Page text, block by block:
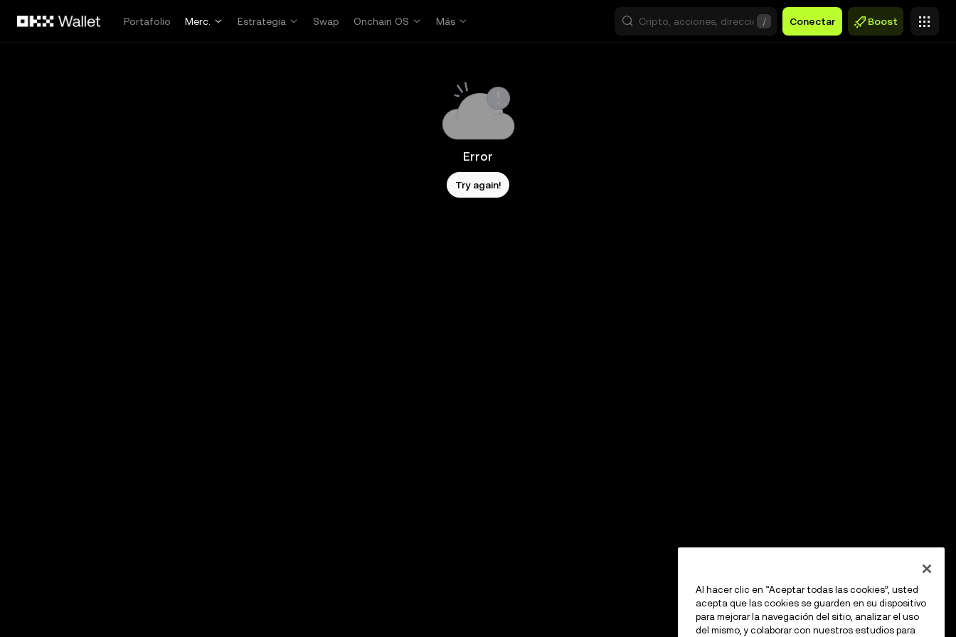
Portafolio
Merc. Estrategia Swap Onchain OS Más / Conectar Boost
Error
Try again!
Al hacer clic en “Aceptar todas las cookies”, usted
acepta que las cookies se guarden en su dispositivo
para mejorar la navegación del sitio, analizar el uso
del mismo, y colaborar con nuestros estudios para